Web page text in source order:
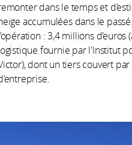
dans le temps et
accumulées dans le
: 3,4 millions d’euros
fournie par l'Institut
dont un tiers couvert